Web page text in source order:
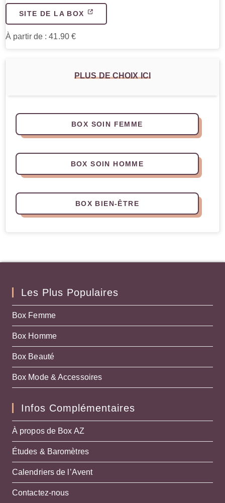
SITE DE LA BOX
À partir de : 41.90 €
PLUS DE CHOIX ICI
BOX SOIN FEMME
BOX SOIN HOMME
BOX BIEN-ÊTRE
Les Plus Populaires
Box Femme
Box Homme
Box Beauté
Box Mode & Accessoires
Infos Complémentaires
À propos de Box AZ
Études & Baromètres
Calendriers de l’Avent
Contactez-nous